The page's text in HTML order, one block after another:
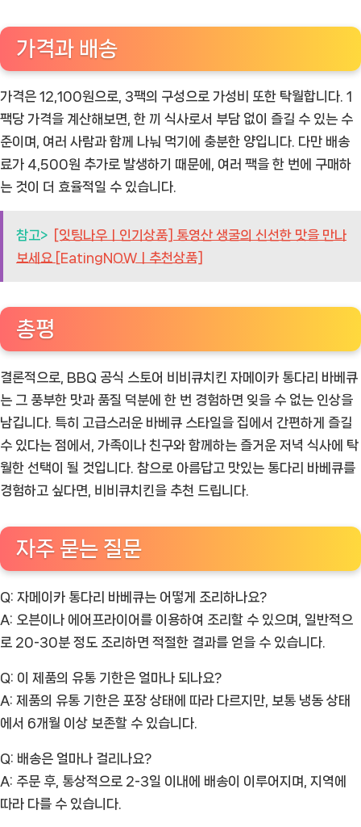
가격과 배송
가격은 12,100원으로, 3팩의 구성으로 가성비 또한 탁월합니다. 1
팩당 가격을 계산해보면, 한 끼 식사로서 부담 없이 즐길 수 있는 수
준이며, 여러 사람과 함께 나눠 먹기에 충분한 양입니다. 다만 배송
료가 4,500원 추가로 발생하기 때문에, 여러 팩을 한 번에 구매하
는 것이 더 효율적일 수 있습니다.
참고>
[잇팅나우ㅣ인기상품] 통영산 생굴의 신선한 맛을 만나
보세요 [EatingNOWㅣ추천상품]
총평
결론적으로, BBQ 공식 스토어 비비큐치킨 자메이카 통다리 바베큐
는 그 풍부한 맛과 품질 덕분에 한 번 경험하면 잊을 수 없는 인상을
남깁니다. 특히 고급스러운 바베큐 스타일을 집에서 간편하게 즐길
수 있다는 점에서, 가족이나 친구와 함께하는 즐거운 저녁 식사에 탁
월한 선택이 될 것입니다. 참으로 아름답고 맛있는 통다리 바베큐를
경험하고 싶다면, 비비큐치킨을 추천 드립니다.
자주 묻는 질문
Q: 자메이카 통다리 바베큐는 어떻게 조리하나요?
A: 오븐이나 에어프라이어를 이용하여 조리할 수 있으며, 일반적으
로 20-30분 정도 조리하면 적절한 결과를 얻을 수 있습니다.
Q: 이 제품의 유통 기한은 얼마나 되나요?
A: 제품의 유통 기한은 포장 상태에 따라 다르지만, 보통 냉동 상태
에서 6개월 이상 보존할 수 있습니다.
Q: 배송은 얼마나 걸리나요?
A: 주문 후, 통상적으로 2-3일 이내에 배송이 이루어지며, 지역에
따라 다를 수 있습니다.